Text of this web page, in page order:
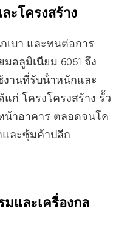
ะโครงสร้าง
เบา และทนต่อการ
อลูมิเนียม 6061 จึง
งานที่รับน้ําหนักและ
ก่ โครงโครงสร้าง รั้ว
น้าอาคาร ตลอดจนโค
ละซุ้มค้าปลีก
และเครื่องกล